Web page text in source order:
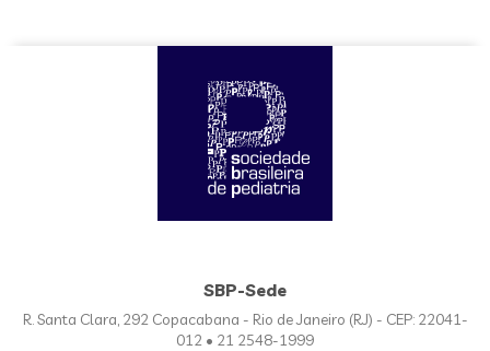
SBP-Sede
R. Santa Clara, 292 Copacabana - Rio de Janeiro (RJ) - CEP: 22041-
012 • 21 2548-1999